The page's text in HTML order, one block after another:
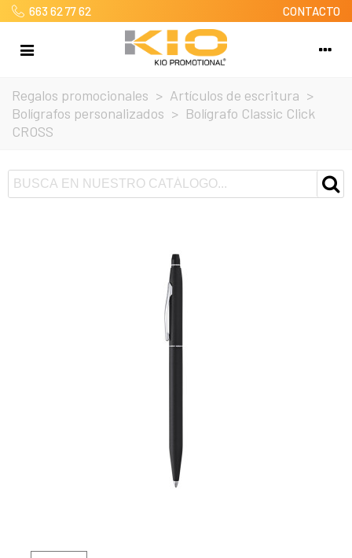
663 62 77 62 CONTACTO
Regalos promocionales > Artículos de escritura >
Bolígrafos personalizados > Bolígrafo Classic Click
CROSS